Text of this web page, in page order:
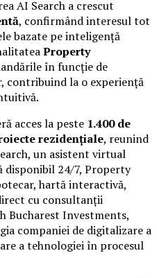
AI Search a crescut
, confirmând interesul tot
bazate pe inteligență
Property
în funcție de
la o experiență
acces la peste 1.400 de
rezidențiale, reunind
un asistent virtual
24/7, Property
hartă interactivă,
cu consultanții
Bucharest Investments,
companiei de digitalizare a
a tehnologiei în procesul